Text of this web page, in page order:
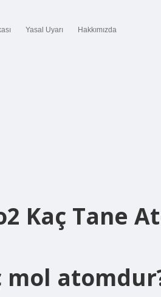
Yasal Uyarı Hakkımızda
Kaç Tane
mol